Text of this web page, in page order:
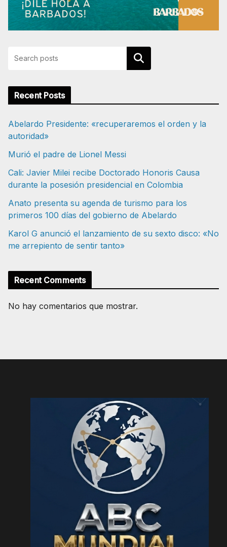
Buscar
Recent Posts
Abelardo Presidente: «recuperaremos el orden y la
autoridad»
Murió el padre de Lionel Messi
Cali: Javier Milei recibe Doctorado Honoris Causa
durante la posesión presidencial en Colombia
Anato presenta su agenda de turismo para los
primeros 100 días del gobierno de Abelardo
Karol G anunció el lanzamiento de su sexto disco: «No
me arrepiento de sentir tanto»
Recent Comments
No hay comentarios que mostrar.